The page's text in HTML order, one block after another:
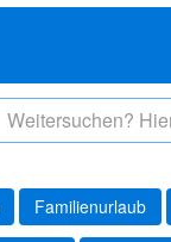
Familienurlaub